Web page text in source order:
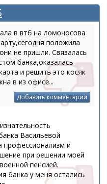
в втб на ломоносова
положила
не пришли. Связалась
банка,оказалась
и решить это косяк
в из офисе...
Добавить комментарий
Васильевой
профессионализм и
при решении моей
пенсией.
банка у меня остались